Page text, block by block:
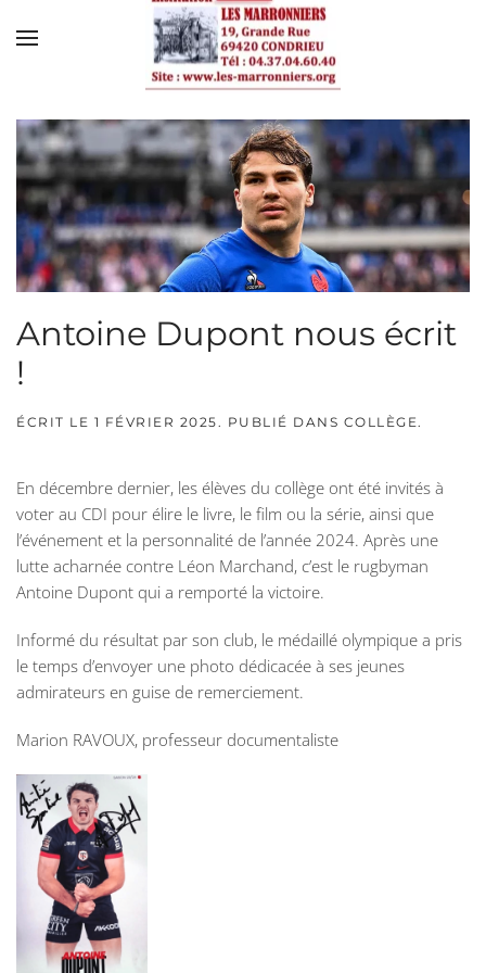
Skip to main content
Antoine Dupont nous écrit
!
ÉCRIT LE 1 FÉVRIER 2025. PUBLIÉ DANS COLLÈGE.
En décembre dernier, les élèves du collège ont été invités à
voter au CDI pour élire le livre, le film ou la série, ainsi que
l’événement et la personnalité de l’année 2024. Après une
lutte acharnée contre Léon Marchand, c’est le rugbyman
Antoine Dupont qui a remporté la victoire.
Informé du résultat par son club, le médaillé olympique a pris
le temps d’envoyer une photo dédicacée à ses jeunes
admirateurs en guise de remerciement.
Marion RAVOUX, professeur documentaliste